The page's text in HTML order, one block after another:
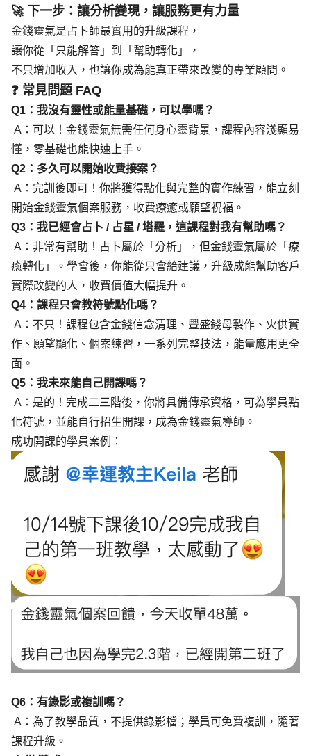
🚀 下一步：讓分析變現，讓服務更有力量
金錢靈氣是占卜師最實用的升級課程，
讓你從「只能解答」到「幫助轉化」，
不只增加收入，也讓你成為能真正帶來改變的專業顧問。
❓ 常見問題 FAQ
Q1：我沒有靈性或能量基礎，可以學嗎？
懂，零基礎也能快速上手。
Q2：多久可以開始收費接案？
開始金錢靈氣個案服務，收費療癒或願望祝福。
Q3：我已經會占卜 / 占星 / 塔羅，這課程對我有幫助嗎？
癒轉化」。學會後，你能從只會給建議，升級成能幫助客戶
實際改變的人，收費價值大幅提升。
Q4：課程只會教符號點化嗎？
作、願望顯化、個案練習，一系列完整技法，能量應用更全
面。
Q5：我未來能自己開課嗎？
化符號，並能自行招生開課，成為金錢靈氣導師。
成功開課的學員案例：
Q6：有錄影或複訓嗎？
課程升級。